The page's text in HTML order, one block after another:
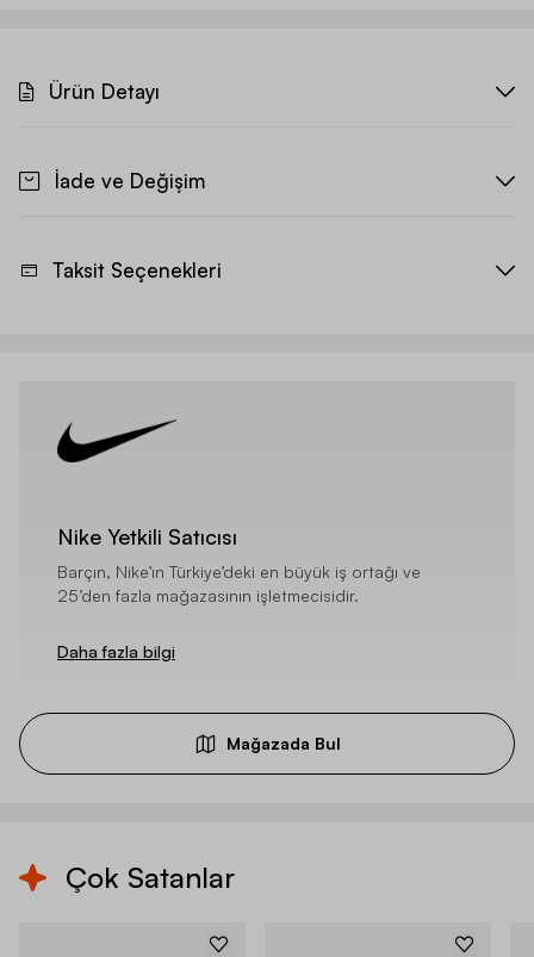
Ürün Detayı
İade ve Değişim
Taksit Seçenekleri
Nike Yetkili Satıcısı
Barçın, Nike’ın Türkiye’deki en büyük iş ortağı ve
25’den fazla mağazasının işletmecisidir.
Daha fazla bilgi
Mağazada Bul
Çok Satanlar